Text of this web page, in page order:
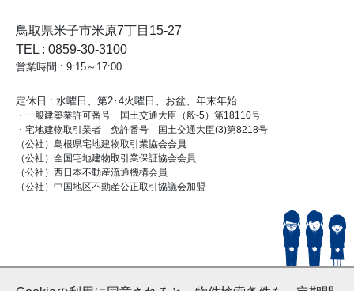
鳥取県米子市米原7丁目15-27
TEL : 0859-30-3100
営業時間 : 9:15～17:00
定休日 : 水曜日、第2･4火曜日、お盆、年末年始
・一般建築業許可番号 国土交通大臣（般-5）第18110号
・宅地建物取引業者 免許番号 国土交通大臣(3)第8218号
（公社）島根県宅地建物取引業協会会員
（公社）全国宅地建物取引業保証協会会員
（公社）西日本不動産流通機構会員
（公社）中国地区不動産公正取引協議会加盟